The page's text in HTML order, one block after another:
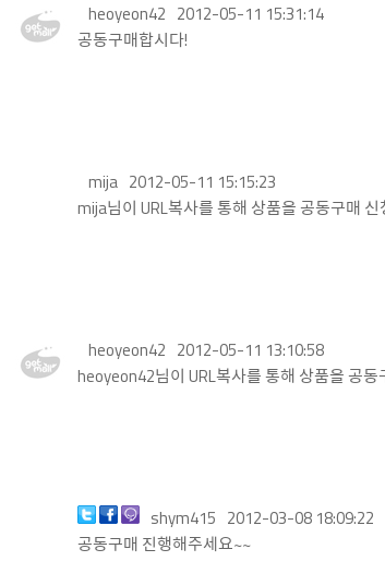
heoyeon42 2012-05-11 15:31:14
공동구매합시다!
mija 2012-05-11 15:15:23
mija님이 URL복사를 통해 상품을 공동구매
heoyeon42 2012-05-11 13:10:58
heoyeon42님이 URL복사를 통해 상품을 공
shym415 2012-03-08 18:09:22
공동구매 진행해주세요~~